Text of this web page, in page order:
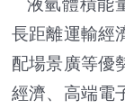
長距離運輸經
配場景廣等優
經濟、高端電